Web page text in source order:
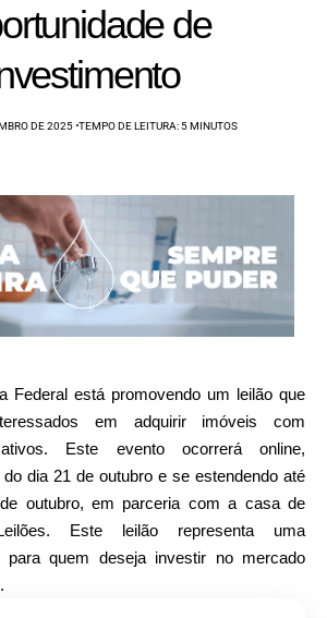
de
DE 2025 TEMPO DE LEITURA: 5 MINUTOS
Federal está promovendo um leilão que
em adquirir imóveis com
Este evento ocorrerá online,
dia 21 de outubro e se estendendo até
outubro, em parceria com a casa de
Este leilão representa uma
para quem deseja investir no mercado